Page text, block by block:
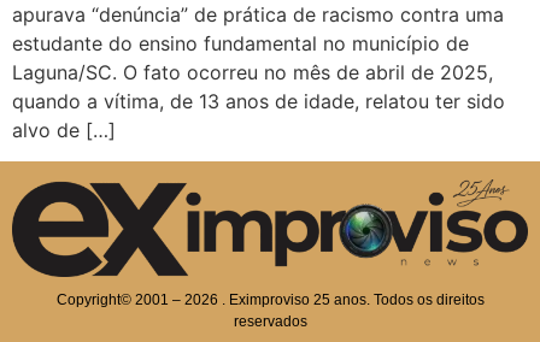
apurava “denúncia” de prática de racismo contra uma
estudante do ensino fundamental no município de
Laguna/SC. O fato ocorreu no mês de abril de 2025,
quando a vítima, de 13 anos de idade, relatou ter sido
alvo de […]
Copyright© 2001 – 2026 . Eximproviso 25 anos. Todos os direitos
reservados